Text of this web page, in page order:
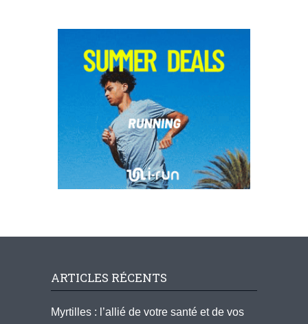
ARTICLES RÉCENTS
Myrtilles : l’allié de votre santé et de vos